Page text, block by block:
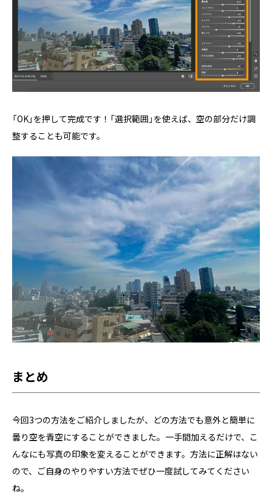
「OK」を押して完成です！「選択範囲」を使えば、空の部分だけ調
整することも可能です。
まとめ
今回3つの方法をご紹介しましたが、どの方法でも意外と簡単に
曇り空を青空にすることができました。一手間加えるだけで、こ
んなにも写真の印象を変えることができます。方法に正解はない
ので、ご自身のやりやすい方法でぜひ一度試してみてください
ね。